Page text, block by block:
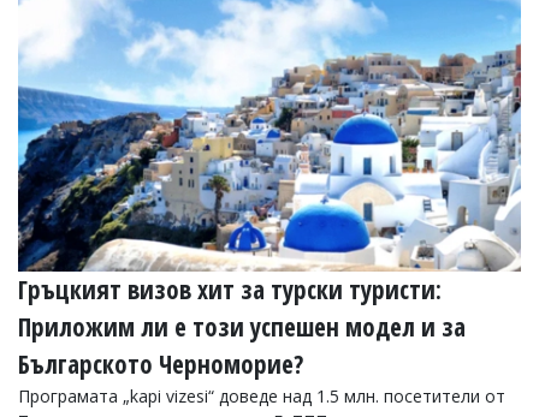
УКРАЙНА
СПОРТ
РАЗСЛЕДВАНЕ
БИЗНЕС
ЮГ
Управители:
Веселин
Василев,
email:
v.vasilev@flagman.bg
Катя
Касабова,
еmail:k.kassabova@flagman.bg
Главен
Гръцкият визов хит за турски туристи:
Приложим ли е този успешен модел и за
Българското Черноморие?
Програмата „kapi vizesi“ доведе над 1.5 млн. посетители от